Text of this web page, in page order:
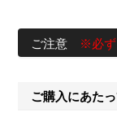
ご注意 ※必ず
ご購入にあた